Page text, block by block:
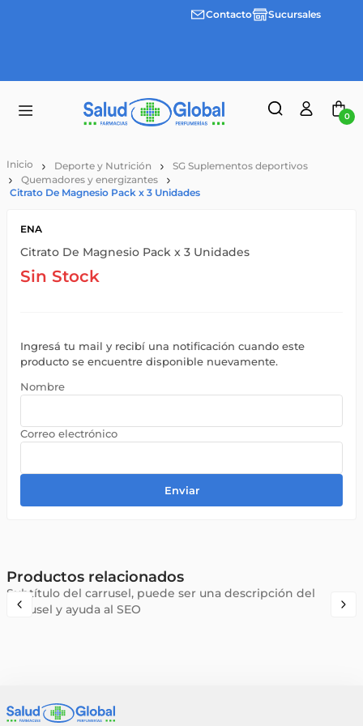
Envíos
Contacto Sucursales
0
Deporte y Nutrición
SG Suplementos deportivos
Quemadores y energizantes
Citrato De Magnesio Pack x 3 Unidades
ENA
Citrato De Magnesio Pack x 3 Unidades
Sin Stock
Ingresá tu mail y recibí una notificación cuando este
producto se encuentre disponible nuevamente.
Enviar
Productos relacionados
Subtítulo del carrusel, puede ser una descripción del
carrusel y ayuda al SEO